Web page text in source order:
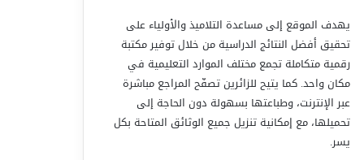
يهدف الموقع إلى مساعدة التلاميذ والأولياء على
تحقيق أفضل النتائج الدراسية من خلال توفير مكتبة
رقمية متكاملة تجمع مختلف الموارد التعليمية في
مكان واحد. كما يتيح للزائرين تصفّح المراجع مباشرة
عبر الإنترنت، وطباعتها بسهولة دون الحاجة إلى
تحميلها، مع إمكانية تنزيل جميع الوثائق المتاحة بكل
يسر.